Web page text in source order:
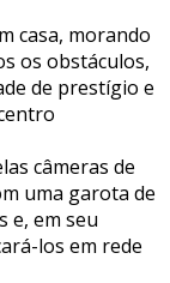
casa, morando
os obstáculos,
de prestígio e
câmeras de
uma garota de
e, em seu
los em rede